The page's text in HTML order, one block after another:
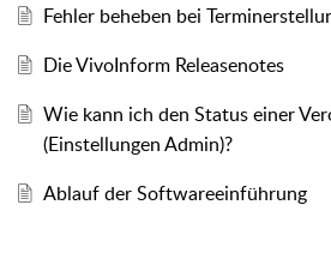
Fehler beheben bei
Die VivoInform Releasenotes
Wie kann ich den Status einer
(Einstellungen Admin)?
Ablauf der Softwareeinführung